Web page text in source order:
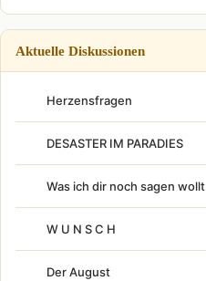
Aktuelle Diskussionen
Herzensfragen
DESASTER IM PARADIES
Was ich dir noch sagen wollt
W U N S C H
Der August